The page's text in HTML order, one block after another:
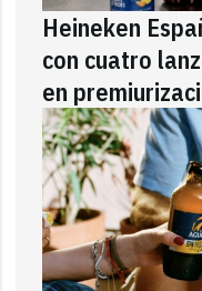
Heineken
con cuatro
en